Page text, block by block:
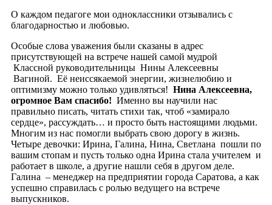
О каждом педагоге мои одноклассники отзывались с
благодарностью и любовью.
Особые слова уважения были сказаны в адрес
присутствующей на встрече нашей самой мудрой
Классной руководительницы Нины Алексеевны
Вагиной. Её неиссякаемой энергии, жизнелюбию и
оптимизму можно только удивляться! Нина Алексеевна,
огромное Вам спасибо! Именно вы научили нас
правильно писать, читать стихи так, чтоб «замирало
сердце», рассуждать… и просто быть настоящими людьми.
Многим из нас помогли выбрать свою дорогу в жизнь.
Четыре девочки: Ирина, Галина, Нина, Светлана пошли по
вашим стопам и пусть только одна Ирина стала учителем и
работает в школе, а другие нашли себя в другом деле.
Галина – менеджер на предприятии города Саратова, а как
успешно справилась с ролью ведущего на встрече
выпускников.